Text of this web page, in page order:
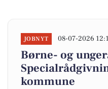
JOBNYT 08-07-2026
Børne- og
kommune